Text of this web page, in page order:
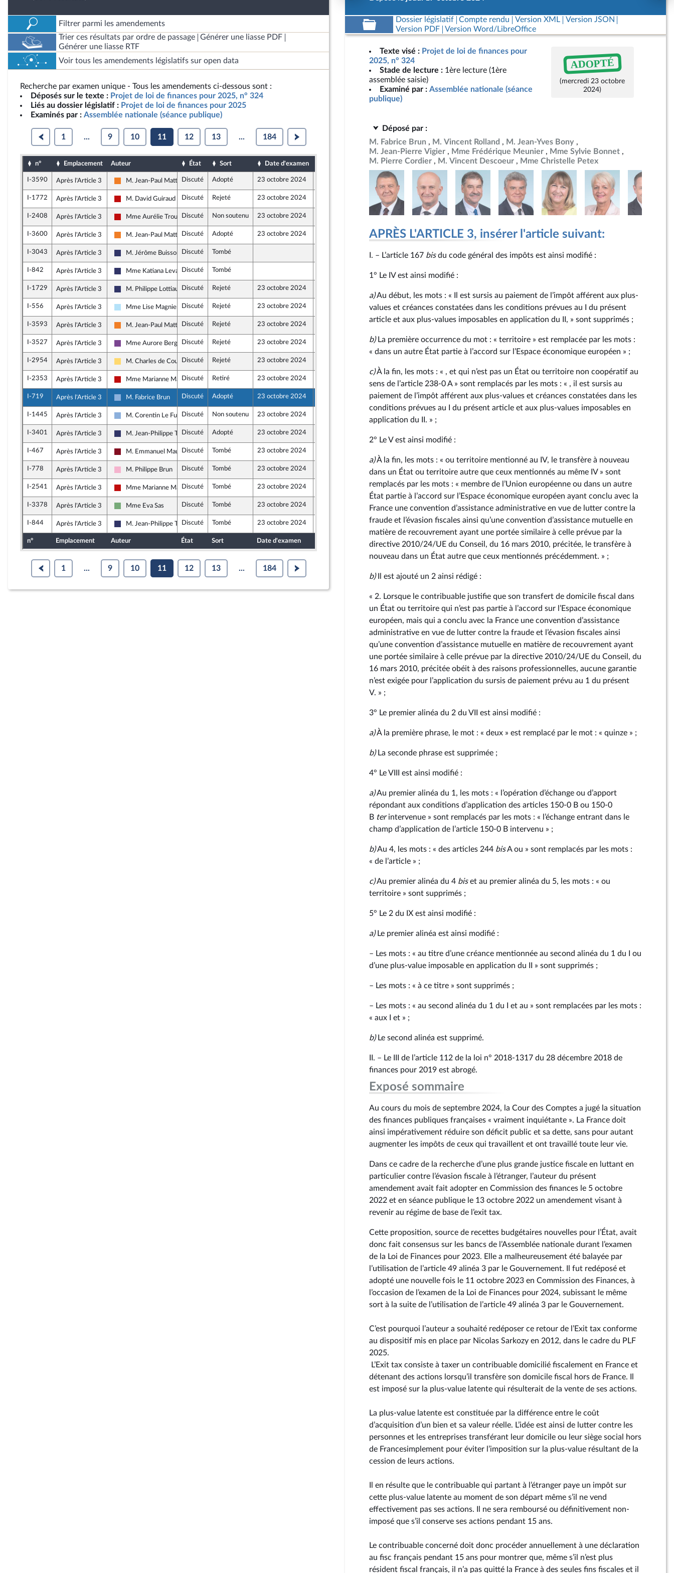
Filtrer parmi les amendements
Trier ces résultats par ordre de passage
Générer une liasse PDF
Générer une liasse RTF
Voir tous les amendements législatifs sur open data
Recherche par examen unique - Tous les amendements ci-dessous sont :
Déposés sur le texte : Projet de loi de finances pour 2025, n° 324
Liés au dossier législatif : Projet de loi de finances pour 2025
Examinés par : Assemblée nationale (séance publique)
1 ... 9 10 11 12 13 ... 184
n° Emplacement Auteur État Sort Date d'examen
I-3590 Après l'Article 3
Les Démocrates
M. Jean-Paul MatteiDiscuté Adopté 23 octobre 2024
I-1772 Après l'Article 3
La France insoumise - Nouveau Front Populaire
M. David Guiraud Discuté Rejeté 23 octobre 2024
I-2408 Après l'Article 3
La France insoumise - Nouveau Front Populaire
Mme Aurélie TrouvéDiscuté Non soutenu 23 octobre 2024
I-3600 Après l'Article 3
Les Démocrates
M. Jean-Paul MatteiDiscuté Adopté 23 octobre 2024
I-3043 Après l'Article 3
Rassemblement National
M. Jérôme Buisson Discuté Tombé
I-842 Après l'Article 3
Rassemblement National
Mme Katiana Levavasseur
Discuté Tombé
I-1729 Après l'Article 3
Rassemblement National
M. Philippe Lottiaux Discuté Rejeté 23 octobre 2024
I-556 Après l'Article 3
Horizons & Indépendants
Mme Lise Magnier Discuté Rejeté 23 octobre 2024
I-3593 Après l'Article 3
Les Démocrates
M. Jean-Paul MatteiDiscuté Rejeté 23 octobre 2024
I-3527 Après l'Article 3
Ensemble pour la République
Mme Aurore Bergé Discuté Rejeté 23 octobre 2024
I-2954 Après l'Article 3
Libertés, Indépendants, Outre-mer et Territoires
M. Charles de CoursonDiscuté Rejeté 23 octobre 2024
I-2353 Après l'Article 3
La France insoumise - Nouveau Front Populaire
Mme Marianne MaximiDiscuté Retiré 23 octobre 2024
I-719 Après l'Article 3
Droite Républicaine
M. Fabrice Brun Discuté Adopté 23 octobre 2024
I-1445 Après l'Article 3
Droite Républicaine
M. Corentin Le Fur Discuté Non soutenu 23 octobre 2024
I-3401 Après l'Article 3
Rassemblement National
M. Jean-Philippe Tanguy
Discuté Adopté 23 octobre 2024
I-467 Après l'Article 3
Gauche Démocrate et Républicaine
M. Emmanuel MaurelDiscuté Tombé 23 octobre 2024
I-778 Après l'Article 3
Socialistes et apparentés
M. Philippe Brun Discuté Tombé 23 octobre 2024
I-2541 Après l'Article 3
La France insoumise - Nouveau Front Populaire
Mme Marianne MaximiDiscuté Tombé 23 octobre 2024
I-3378 Après l'Article 3
Écologiste et Social
Mme Eva Sas Discuté Tombé 23 octobre 2024
I-844 Après l'Article 3
Rassemblement National
M. Jean-Philippe Tanguy
Discuté Tombé 23 octobre 2024
n° Emplacement Auteur État Sort Date d'examen
1 ... 9 10 11 12 13 ... 184
Dossier législatif Compte rendu Version XML
Version JSON
Version PDF
Version Word/LibreOffice
Texte visé : Projet de loi de finances pour
2025, n° 324
Stade de lecture : 1ère lecture (1ère
assemblée saisie)
Examiné par : Assemblée nationale (séance
publique)
ADOPTÉ
(mercredi 23 octobre
2024)
Déposé par :
M. Fabrice Brun
M. Vincent Rolland
M. Jean-Yves Bony
M. Jean-Pierre Vigier
Mme Frédérique Meunier
Mme Sylvie Bonnet
M. Pierre Cordier
M. Vincent Descoeur Mme Christelle Petex
APRÈS L'ARTICLE 3, insérer l'article suivant:
I. – L’article 167 bisdu code général des impôts est ainsi modifié :
1° Le IV est ainsi modifié :
a)Au début, les mots : « Il est sursis au paiement de l’impôt afférent aux plus-
values et créances constatées dans les conditions prévues au I du présent
article et aux plus-values imposables en application du II, » sont supprimés ;
b)La première occurrence du mot : « territoire » est remplacée par les mots :
« dans un autre État partie à l’accord sur l’Espace économique européen » ;
c)À la fin, les mots : « , et qui n’est pas un État ou territoire non coopératif au
sens de l’article 238‑0 A » sont remplacés par les mots : « , il est sursis au
paiement de l’impôt afférent aux plus-values et créances constatées dans les
conditions prévues au I du présent article et aux plus-values imposables en
application du II. » ;
2° Le V est ainsi modifié :
a)À la fin, les mots : « ou territoire mentionné au IV, le transfère à nouveau
dans un État ou territoire autre que ceux mentionnés au même IV » sont
remplacés par les mots : « membre de l’Union européenne ou dans un autre
État partie à l’accord sur l’Espace économique européen ayant conclu avec la
France une convention d’assistance administrative en vue de lutter contre la
fraude et l’évasion fiscales ainsi qu’une convention d’assistance mutuelle en
matière de recouvrement ayant une portée similaire à celle prévue par la
directive 2010/24/UE du Conseil, du 16 mars 2010, précitée, le transfère à
nouveau dans un État autre que ceux mentionnés précédemment. » ;
b)Il est ajouté un 2 ainsi rédigé :
« 2. Lorsque le contribuable justifie que son transfert de domicile fiscal dans
un État ou territoire qui n’est pas partie à l’accord sur l’Espace économique
européen, mais qui a conclu avec la France une convention d’assistance
administrative en vue de lutter contre la fraude et l’évasion fiscales ainsi
qu’une convention d’assistance mutuelle en matière de recouvrement ayant
une portée similaire à celle prévue par la directive 2010/24/UE du Conseil, du
16 mars 2010, précitée obéit à des raisons professionnelles, aucune garantie
n’est exigée pour l’application du sursis de paiement prévu au 1 du présent
V. » ;
3° Le premier alinéa du 2 du VII est ainsi modifié :
a)À la première phrase, le mot : « deux » est remplacé par le mot : « quinze » ;
b)La seconde phrase est supprimée ;
4° Le VIII est ainsi modifié :
a)Au premier alinéa du 1, les mots : « l’opération d’échange ou d’apport
répondant aux conditions d’application des articles 150‑0 B ou 150‑0
B terintervenue » sont remplacés par les mots : « l’échange entrant dans le
champ d’application de l’article 150‑0 B intervenu » ;
b)Au 4, les mots : « des articles 244 bisA ou » sont remplacés par les mots :
« de l’article » ;
c)Au premier alinéa du 4 biset au premier alinéa du 5, les mots : « ou
territoire » sont supprimés ;
5° Le 2 du IX est ainsi modifié :
a)Le premier alinéa est ainsi modifié :
– Les mots : « au titre d’une créance mentionnée au second alinéa du 1 du I ou
d’une plus-value imposable en application du II » sont supprimés ;
– Les mots : « à ce titre » sont supprimés ;
– Les mots : « au second alinéa du 1 du I et au » sont remplacées par les mots :
« aux I et » ;
b)Le second alinéa est supprimé.
II. – Le III de l’article 112 de la loi n° 2018‑1317 du 28 décembre 2018 de
finances pour 2019 est abrogé.
Exposé sommaire
Au cours du mois de septembre 2024, la Cour des Comptes a jugé la situation
des finances publiques françaises « vraiment inquiétante ». La France doit
ainsi impérativement réduire son déficit public et sa dette, sans pour autant
augmenter les impôts de ceux qui travaillent et ont travaillé toute leur vie.
Dans ce cadre de la recherche d’une plus grande justice fiscale en luttant en
particulier contre l’évasion fiscale à l’étranger, l’auteur du présent
amendement avait fait adopter en Commission des finances le 5 octobre
2022 et en séance publique le 13 octobre 2022 un amendement visant à
revenir au régime de base de l’exit tax.
Cette proposition, source de recettes budgétaires nouvelles pour l’État, avait
donc fait consensus sur les bancs de l’Assemblée nationale durant l’examen
de la Loi de Finances pour 2023. Elle a malheureusement été balayée par
l’utilisation de l’article 49 alinéa 3 par le Gouvernement. Il fut redéposé et
adopté une nouvelle fois le 11 octobre 2023 en Commission des Finances, à
l’occasion de l’examen de la Loi de Finances pour 2024, subissant le même
sort à la suite de l’utilisation de l’article 49 alinéa 3 par le Gouvernement.
C’est pourquoi l’auteur a souhaité redéposer ce retour de l’Exit tax conforme
au dispositif mis en place par Nicolas Sarkozy en 2012, dans le cadre du PLF
2025.
L’Exit tax consiste à taxer un contribuable domicilié fiscalement en France et
détenant des actions lorsqu’il transfère son domicile fiscal hors de France. Il
est imposé sur la plus-value latente qui résulterait de la vente de ses actions.
La plus-value latente est constituée par la différence entre le coût
d’acquisition d’un bien et sa valeur réelle. L’idée est ainsi de lutter contre les
personnes et les entreprises transférant leur domicile ou leur siège social hors
de Francesimplement pour éviter l’imposition sur la plus-value résultant de la
cession de leurs actions.
Il en résulte que le contribuable qui partant à l’étranger paye un impôt sur
cette plus-value latente au moment de son départ même s’il ne vend
effectivement pas ses actions. Il ne sera remboursé ou définitivement non-
imposé que s’il conserve ses actions pendant 15 ans.
Le contribuable concerné doit donc procéder annuellement à une déclaration
au fisc français pendant 15 ans pour montrer que, même s’il n’est plus
résident fiscal français, il n’a pas quitté la France à des seules fins fiscales et il